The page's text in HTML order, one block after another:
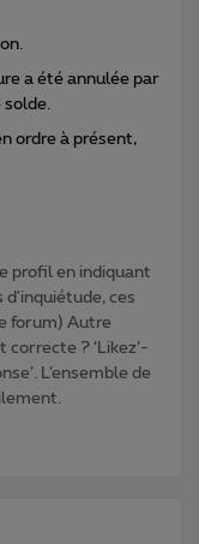
a été annulée par
solde.
ordre à présent,
profil en indiquant
d'inquiétude, ces
forum) Autre
? ‘Likez’-
L’ensemble de